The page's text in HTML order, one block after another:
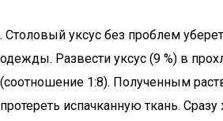
. Столовый уксус без проблем
одежды. Развести уксус (9 %) в
(соотношение 1:8). Полученным
протереть испачканную ткань.